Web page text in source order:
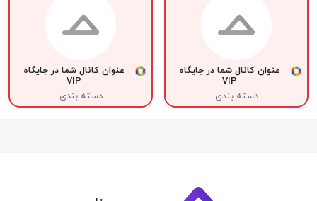
عنوان کانال شما در جایگاه
VIP
دسته بندی
عنوان کانال شما در جایگاه
VIP
دسته بندی